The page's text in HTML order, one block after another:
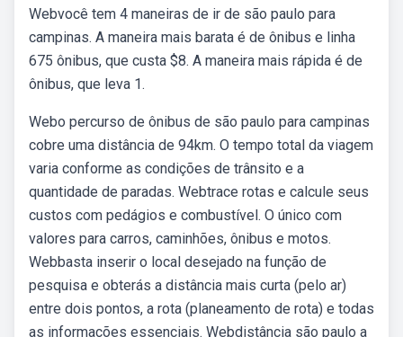
Webvocê tem 4 maneiras de ir de são paulo para
campinas. A maneira mais barata é de ônibus e linha
675 ônibus, que custa $8. A maneira mais rápida é de
ônibus, que leva 1.
Webo percurso de ônibus de são paulo para campinas
cobre uma distância de 94km. O tempo total da viagem
varia conforme as condições de trânsito e a
quantidade de paradas. Webtrace rotas e calcule seus
custos com pedágios e combustível. O único com
valores para carros, caminhões, ônibus e motos.
Webbasta inserir o local desejado na função de
pesquisa e obterás a distância mais curta (pelo ar)
entre dois pontos, a rota (planeamento de rota) e todas
as informações essenciais. Webdistância são paulo a